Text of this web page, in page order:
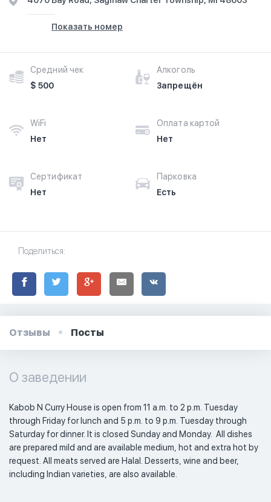
Показать номер
Средний чек
$ 500
Алкоголь
Запрещён
WiFi
Нет
Оплата картой
Нет
Сертификат
Нет
Парковка
Есть
Поделиться:
Отзывы Посты
О заведении
Kabob N Curry House is open from 11 a.m. to 2 p.m. Tuesday
through Friday for lunch and 5 p.m. to 9 p.m. Tuesday through
Saturday for dinner. It is closed Sunday and Monday.  All dishes
are prepared mild and are available medium, hot and extra hot by
request. All meats served are Halal. Desserts, wine and beer,
including Indian varieties, are also available.